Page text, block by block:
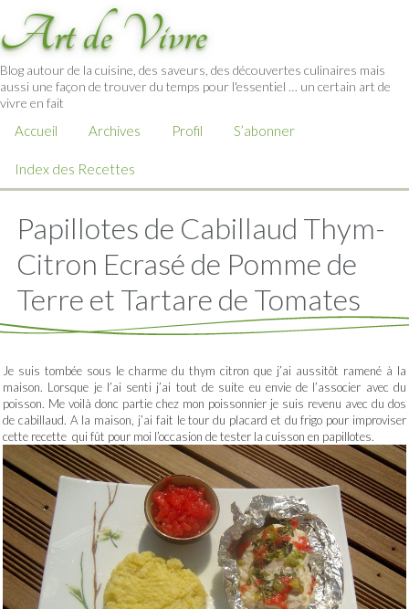
Art de Vivre
Blog autour de la cuisine, des saveurs, des découvertes culinaires mais
aussi une façon de trouver du temps pour l'essentiel … un certain art de
vivre en fait
Accueil Archives Profil S’abonner
Index des Recettes
Papillotes de Cabillaud Thym-
Citron Ecrasé de Pomme de
Terre et Tartare de Tomates
Je suis tombée sous le charme du thym citron que j’ai aussitôt ramené à la
maison. Lorsque je l’ai senti j’ai tout de suite eu envie de l’associer avec du
poisson. Me voilà donc partie chez mon poissonnier je suis revenu avec du dos
de cabillaud. A la maison, j’ai fait le tour du placard et du frigo pour improviser
cette recette qui fût pour moi l’occasion de tester la cuisson en papillotes.